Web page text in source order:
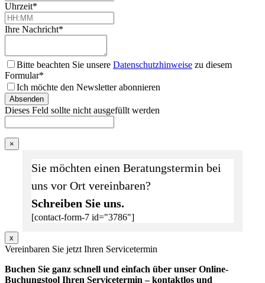
Uhrzeit*
Ihre Nachricht*
Bitte beachten Sie unsere Datenschutzhinweise zu diesem
Formular*
Ich möchte den Newsletter abonnieren
Absenden
Dieses Feld sollte nicht ausgefüllt werden
×
Sie möchten einen Beratungstermin bei
uns vor Ort vereinbaren?
Schreiben Sie uns.
[contact-form-7 id="3786"]
x
Vereinbaren Sie jetzt Ihren Servicetermin
Buchen Sie ganz schnell und einfach über unser Online-
Buchungstool Ihren Servicetermin – kontaktlos und